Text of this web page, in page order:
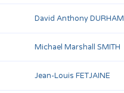
David Anthony DURHAM
Michael Marshall SMITH
Jean-Louis FETJAINE